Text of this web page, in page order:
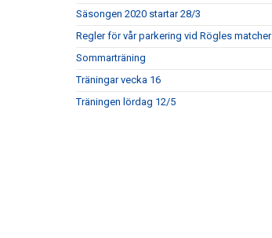
Säsongen 2020 startar 28/3
Regler för vår parkering vid Rögles matcher
Sommarträning
Träningar vecka 16
Träningen lördag 12/5